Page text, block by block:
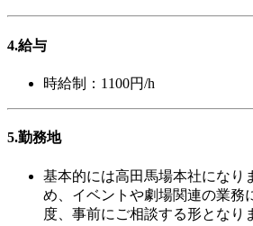
4.給与
時給制：1100円/h
5.勤務地
基本的には高田馬場本社になり
め、イベントや劇場関連の業務
度、事前にご相談する形となり